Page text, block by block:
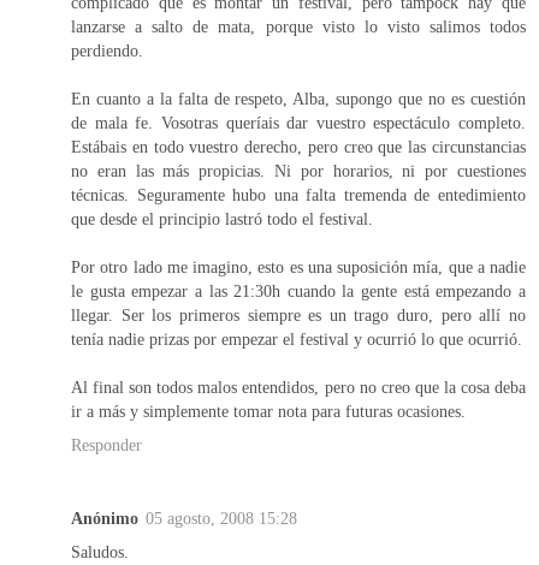
lanzarse a salto de mata, porque visto lo visto salimos todos
perdiendo.
En cuanto a la falta de respeto, Alba, supongo que no es cuestión
de mala fe. Vosotras queríais dar vuestro espectáculo completo.
Estábais en todo vuestro derecho, pero creo que las circunstancias
no eran las más propicias. Ni por horarios, ni por cuestiones
técnicas. Seguramente hubo una falta tremenda de entedimiento
que desde el principio lastró todo el festival.
Por otro lado me imagino, esto es una suposición mía, que a nadie
le gusta empezar a las 21:30h cuando la gente está empezando a
llegar. Ser los primeros siempre es un trago duro, pero allí no
tenía nadie prizas por empezar el festival y ocurrió lo que ocurrió.
Al final son todos malos entendidos, pero no creo que la cosa deba
ir a más y simplemente tomar nota para futuras ocasiones.
Responder
Anónimo 05 agosto, 2008 15:28
Saludos.